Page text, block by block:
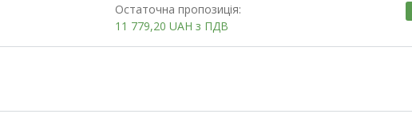
Остаточна пропозиція:
11 779,20 UAH з ПДВ